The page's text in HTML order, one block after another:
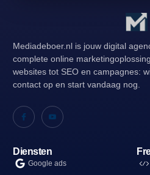
Mediadeboer.nl is jouw digital
complete online
websites tot SEO en campagnes:
contact op en start vandaag nog.
Diensten
Google ads